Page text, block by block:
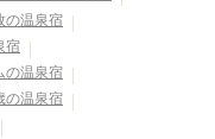
の温泉宿
宿
の温泉宿
の温泉宿